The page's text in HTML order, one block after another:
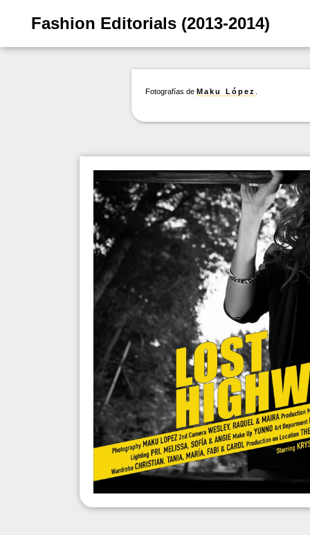
Fashion Editorials (2013-2014)
Fotografías de Maku López